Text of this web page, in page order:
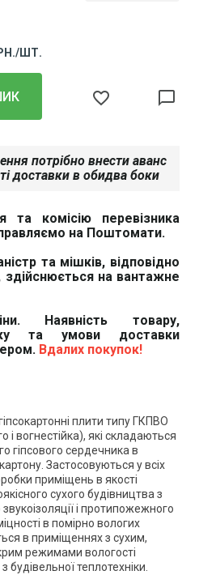
ШТ.
favorite_border chat_bubble_outline
потрібно внести аванс
доставки в обидва боки
та комісію перевізника
на Поштомати.
та мішків, відповідно
здійснюється на вантажне
Наявність товару,
та умови доставки
Вдалих покупок!
плити типу ГКПВО
і вогнестійка), які складаються
гіпсового сердечника в
Застосовуються у всіх
приміщень в якості
сухого будівництва з
і протипожежного
в помірно вологих
в приміщеннях з сухим,
режимами вологості
теплотехніки.